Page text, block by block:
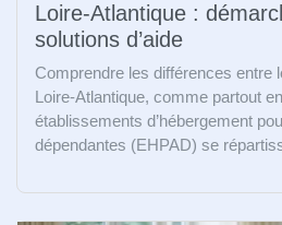
Loire-Atlantique :
solutions d’aide
Comprendre les différences entre
Loire-Atlantique, comme partout
établissements d’hébergement
dépendantes (EHPAD) se